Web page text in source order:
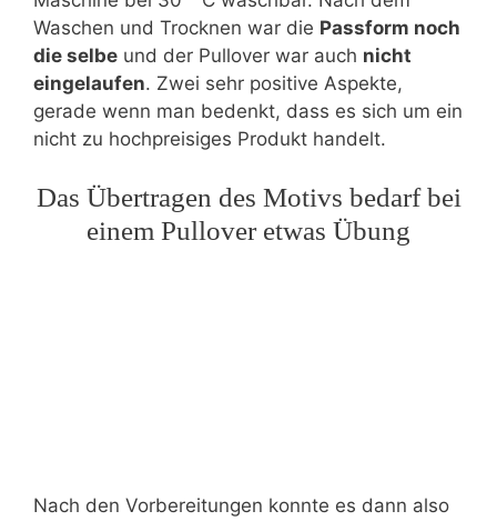
Waschen und Trocknen war die Passform noch
die selbe und der Pullover war auch nicht
eingelaufen. Zwei sehr positive Aspekte,
gerade wenn man bedenkt, dass es sich um ein
nicht zu hochpreisiges Produkt handelt.
Das Übertragen des Motivs bedarf bei
einem Pullover etwas Übung
Nach den Vorbereitungen konnte es dann also